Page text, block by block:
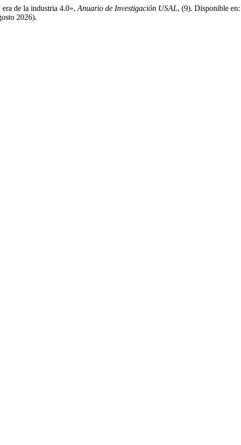
de la industria 4.0», Anuario de Investigación USAL, (9). Disponible en:
2026).